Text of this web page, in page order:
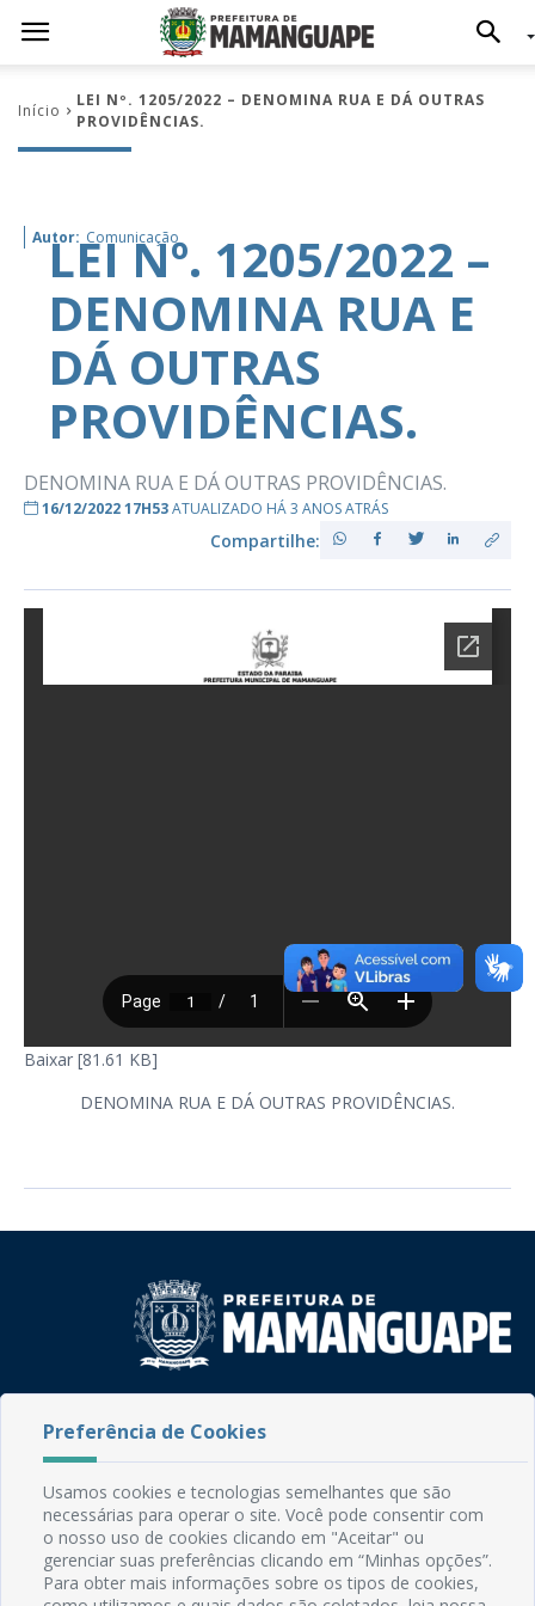
Início
LEI Nº. 1205/2022 – DENOMINA RUA E DÁ OUTRAS
PROVIDÊNCIAS.
Autor: Comunicação
LEI Nº. 1205/2022 –
DENOMINA RUA E
DÁ OUTRAS
PROVIDÊNCIAS.
DENOMINA RUA E DÁ OUTRAS PROVIDÊNCIAS.
16/12/2022 17H53ATUALIZADO HÁ 3 ANOS ATRÁS
Compartilhe:
Baixar [81.61 KB]
DENOMINA RUA E DÁ OUTRAS PROVIDÊNCIAS.
CEP: 58.280-000 - Mamanguape/PB
Fone: (83) 3292-2246
Email: comunicacao@mamanguape.pb.gov.br
Expediente: Segunda à Sexta, das 08h às 13h
Mapa do Site
Perguntas frequentes
Preferência de Cookies
Usamos cookies e tecnologias semelhantes que são
necessárias para operar o site. Você pode consentir com
o nosso uso de cookies clicando em "Aceitar" ou
gerenciar suas preferências clicando em “Minhas opções”.
Para obter mais informações sobre os tipos de cookies,